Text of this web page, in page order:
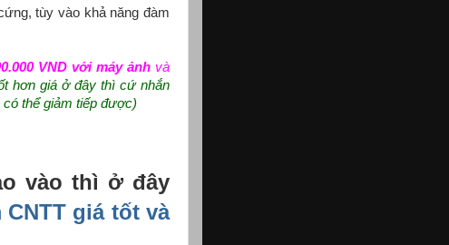
tùy vào khả năng đàm
VND với máy ảnh và
hơn giá ở đây thì cứ nhắn
thể giảm tiếp được)
vào thì ở đây
CNTT giá tốt và